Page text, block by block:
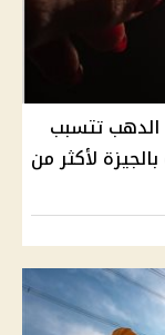
تتسبب
لأكثر من